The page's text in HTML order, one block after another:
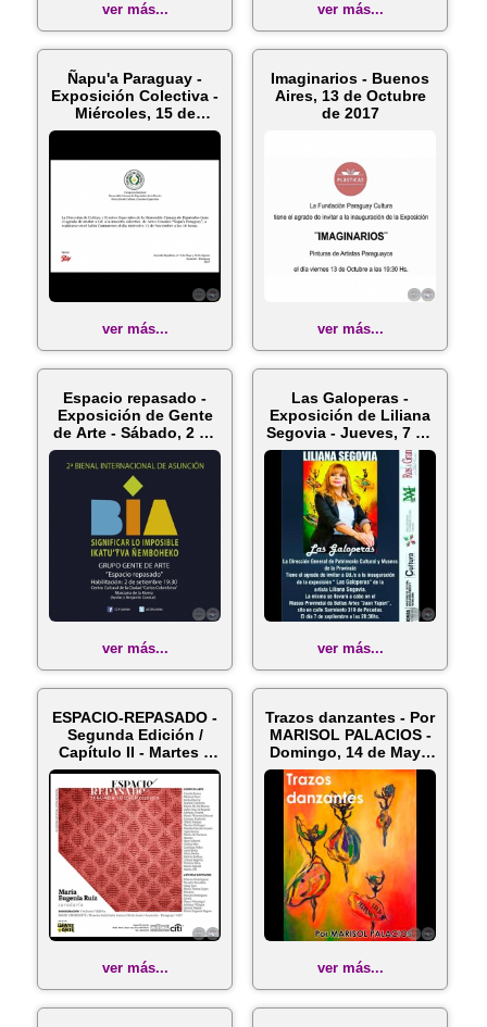
ver más... ver más...
Ñapu'a Paraguay -
Exposición Colectiva -
Miércoles, 15 de
Noviemb...
ver más...
Imaginarios - Buenos
Aires, 13 de Octubre
de 2017
ver más...
Espacio repasado -
Exposición de Gente
de Arte - Sábado, 2 de
Sep...
ver más...
Las Galoperas -
Exposición de Liliana
Segovia - Jueves, 7 de
seti...
ver más...
ESPACIO-REPASADO -
Segunda Edición /
Capítulo II - Martes 6
de Ju...
ver más...
Trazos danzantes - Por
MARISOL PALACIOS -
Domingo, 14 de Mayo
de ...
ver más...